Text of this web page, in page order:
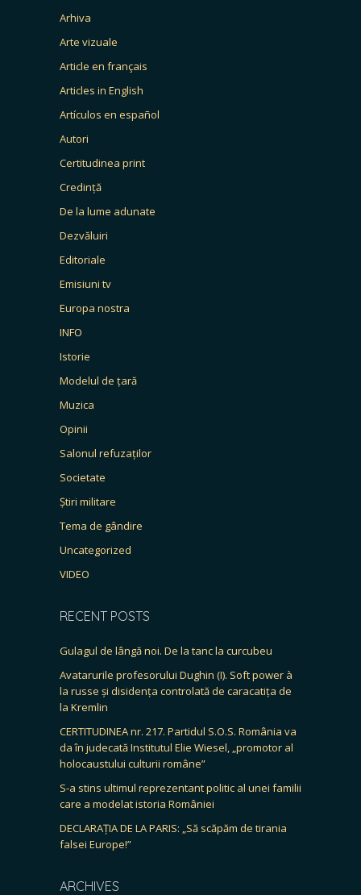
Arhiva
Arte vizuale
Article en français
Articles in English
Artículos en español
Autori
Certitudinea print
Credință
De la lume adunate
Dezvăluiri
Editoriale
Emisiuni tv
Europa nostra
INFO
Istorie
Modelul de țară
Muzica
Opinii
Salonul refuzaților
Societate
Știri militare
Tema de gândire
Uncategorized
VIDEO
RECENT POSTS
Gulagul de lângă noi. De la tanc la curcubeu
Avatarurile profesorului Dughin (I). Soft power à
la russe și disidența controlată de caracatița de
la Kremlin
CERTITUDINEA nr. 217. Partidul S.O.S. România va
da în judecată Institutul Elie Wiesel, „promotor al
holocaustului culturii române”
S-a stins ultimul reprezentant politic al unei familii
care a modelat istoria României
DECLARAȚIA DE LA PARIS: „Să scăpăm de tirania
falsei Europe!”
ARCHIVES